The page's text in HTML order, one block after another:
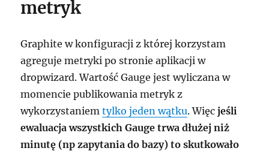
metryk
Graphite w konfiguracji z której korzystam
agreguje metryki po stronie aplikacji w
dropwizard. Wartość Gauge jest wyliczana w
momencie publikowania metryk z
wykorzystaniemtylko jeden wątku. Więcjeśli
ewaluacja wszystkich Gauge trwa dłużej niż
minutę (np zapytania do bazy) to skutkowało